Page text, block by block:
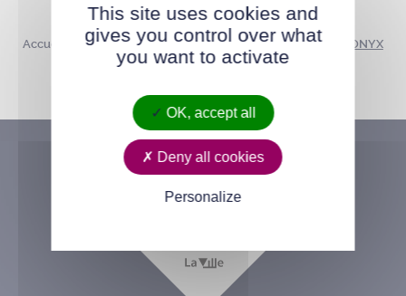
Accueil Annuaire des parcs et lieux publics Théâtre ONYX
This site uses cookies and
gives you control over what
you want to activate
OK, accept all
Deny all cookies
Personalize